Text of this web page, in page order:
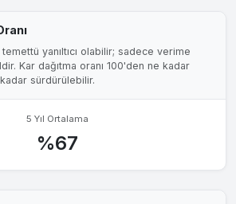
yanıltıcı olabilir; sadece verime
Kar dağıtma oranı 100'den ne kadar
sürdürülebilir.
5 Yıl Ortalama
%67